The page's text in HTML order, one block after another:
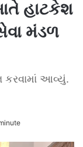
હાટકેશ
મંડળ
કરવામાં આવ્યું.